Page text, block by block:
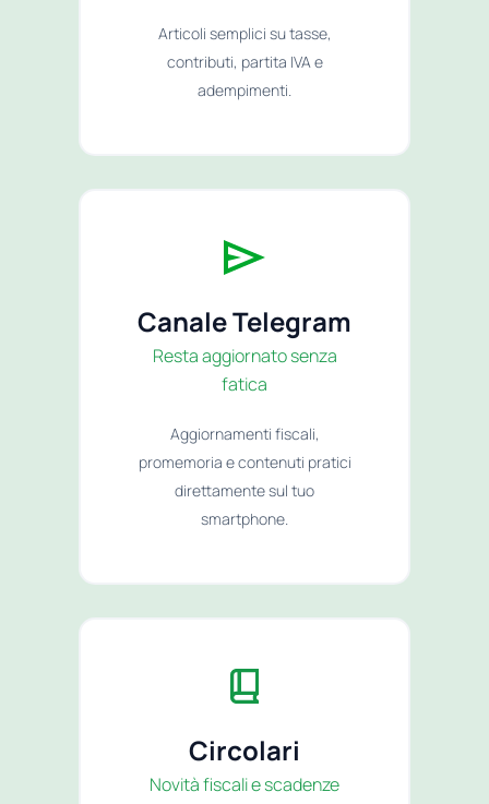
Articoli semplici su tasse,
contributi, partita IVA e
adempimenti.
Canale Telegram
Resta aggiornato senza
fatica
Aggiornamenti fiscali,
promemoria e contenuti pratici
direttamente sul tuo
smartphone.
Circolari
Novità fiscali e scadenze